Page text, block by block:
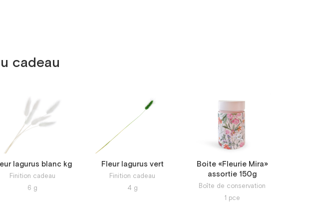
13 pce.
15 pce.
16 pce.
cadeau
lagurus blanc kg
Finition cadeau
6 g
Fleur lagurus vert
Finition cadeau
4 g
Boite «Fleurie Mira»
assortie 150g
Boîte de conservation
1 pce